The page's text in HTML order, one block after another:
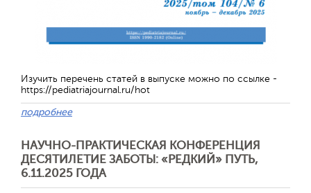
Изучить перечень статей в выпуске можно по ссылке -
https://pediatriajournal.ru/hot
подробнее
НАУЧНО-ПРАКТИЧЕСКАЯ КОНФЕРЕНЦИЯ
ДЕСЯТИЛЕТИЕ ЗАБОТЫ: «РЕДКИЙ» ПУТЬ,
6.11.2025 ГОДА